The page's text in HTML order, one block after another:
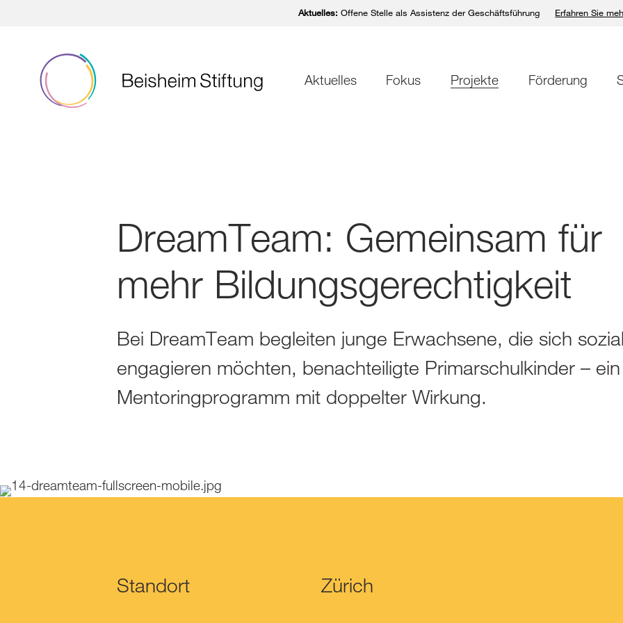
Aktuelles: Offene Stelle als Assistenz der Geschäftsführung Erfahren Sie
Aktuelles Fokus Projekte Förderung
DreamTeam: Gemeinsam für
mehr Bildungsgerechtigkeit
Bei DreamTeam begleiten junge Erwachsene, die sich
engagieren möchten, benachteiligte Primarschulkinder – ein
Mentoringprogramm mit doppelter Wirkung.
Standort
Zürich